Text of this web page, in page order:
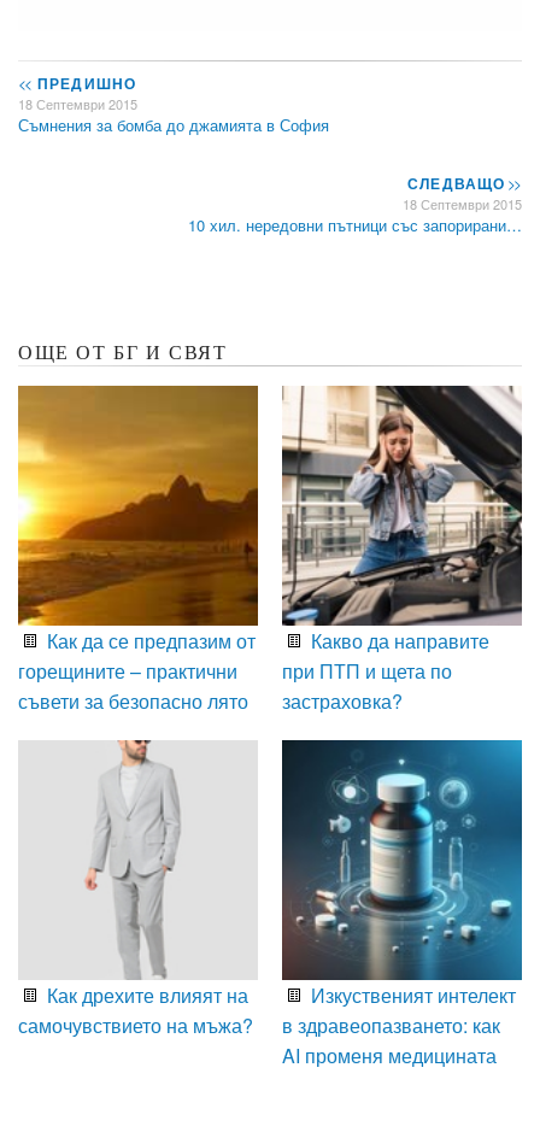
<< ПРЕДИШНО
18 Септември 2015
Съмнения за бомба до джамията в София
СЛЕДВАЩО>>
18 Септември 2015
10 хил. нередовни пътници със запорирани…
ОЩЕ ОТ БГ И СВЯТ
Как да се предпазим от
горещините – практични
съвети за безопасно лято
Какво да направите
при ПТП и щета по
застраховка?
Как дрехите влияят на
самочувствието на мъжа?
Изкуственият интелект
в здравеопазването: как
AI променя медицината